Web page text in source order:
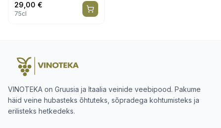
29,00 €
75cl
VINOTEKA on Gruusia ja Itaalia veinide veebipood. Pakume
häid veine hubasteks õhtuteks, sõpradega kohtumisteks ja
erilisteks hetkedeks.